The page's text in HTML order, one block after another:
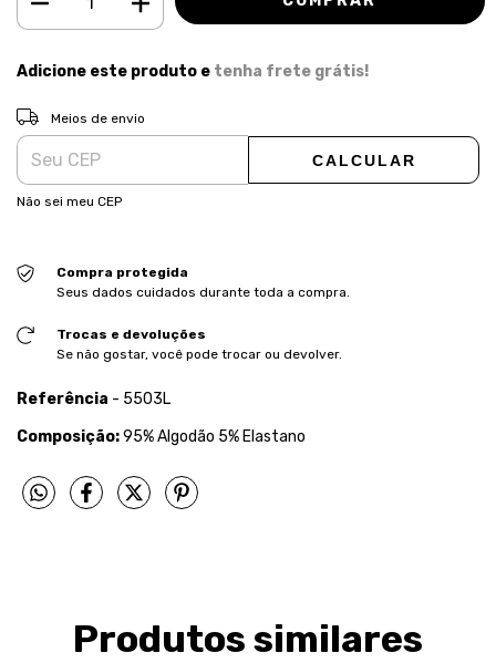
Adicione este produto e tenha frete grátis!
Entregas para o CEP:
Meios de envio
CALCULAR
Não sei meu CEP
Compra protegida
Seus dados cuidados durante toda a compra.
Trocas e devoluções
Se não gostar, você pode trocar ou devolver.
Referência - 5503L
Composição:95% Algodão 5% Elastano
Produtos similares